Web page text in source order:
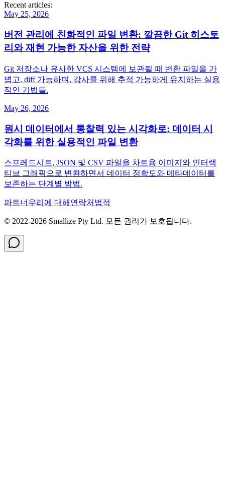
Recent articles:
May 25, 2026
버전 관리에 친화적인 파일 변환: 깔끔한 Git 히스토
리와 재현 가능한 자산을 위한 전략
Git 저장소나 유사한 VCS 시스템에 보관될 때 변환 파일을 가
볍고, diff 가능하며, 감사를 위해 추적 가능하게 유지하는 실용
적인 기법들.
May 26, 2026
원시 데이터에서 통찰력 있는 시각화로: 데이터 시
각화를 위한 실용적인 파일 변환
스프레드시트, JSON 및 CSV 파일을 차트용 이미지와 인터랙
티브 그래픽으로 변환하면서 데이터 정확도와 메타데이터를
보존하는 단계별 방법.
파트너 우리에 대해 연락처 법적
© 2022-2026 Smallize Pty Ltd. 모든 권리가 보호됩니다.